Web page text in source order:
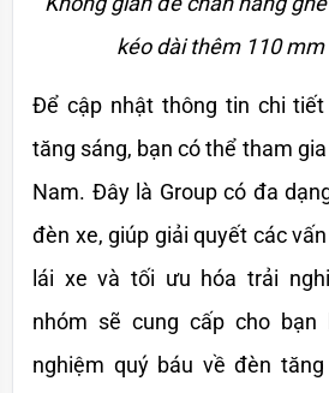
kéo dài thêm 110
Để cập nhật thông tin chi
tăng sáng, bạn có thể tham
Nam. Đây là Group có đa
đèn xe, giúp giải quyết các
lái xe và tối ưu hóa trải
nhóm sẽ cung cấp cho bạn
nghiệm quý báu về đèn